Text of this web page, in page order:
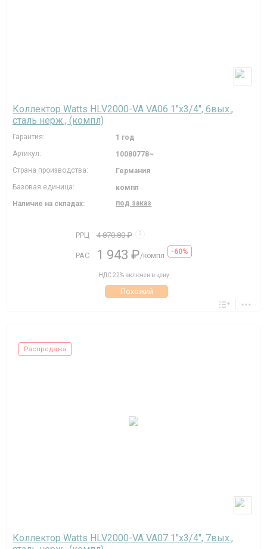
Коллектор Watts HLV2000-VA VA06 1"х3/4", 6вых.,
сталь нерж., (компл)
Гарантия:
1 год
Артикул:
10080778~
Страна производства:
Германия
Базовая единица:
компл
Наличие на складах:
под заказ
РРЦ 4 870.80 ₽ ?
РАС 1 943 ₽/компл -60%
НДС 22% включен в цену
Похожий
Распродажа
Коллектор Watts HLV2000-VA VA07 1"х3/4", 7вых.,